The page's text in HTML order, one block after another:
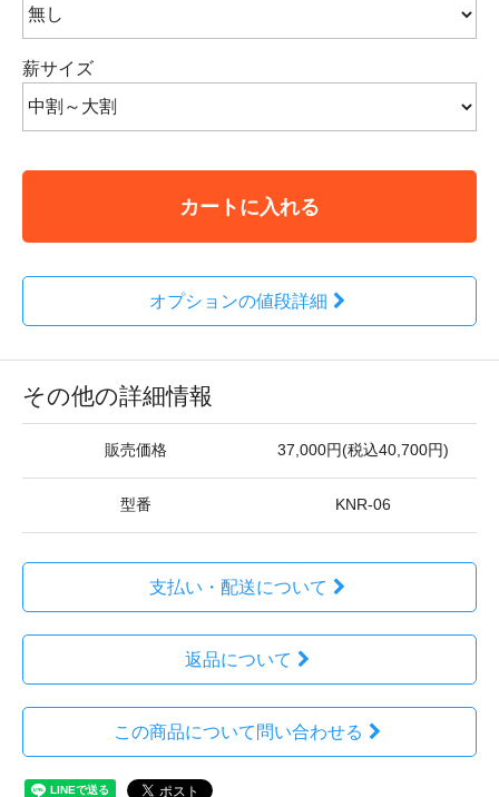
薪サイズ
カートに入れる
オプションの値段詳細
その他の詳細情報
販売価格 37,000円(税込40,700円)
型番 KNR-06
支払い・配送について
返品について
この商品について問い合わせる